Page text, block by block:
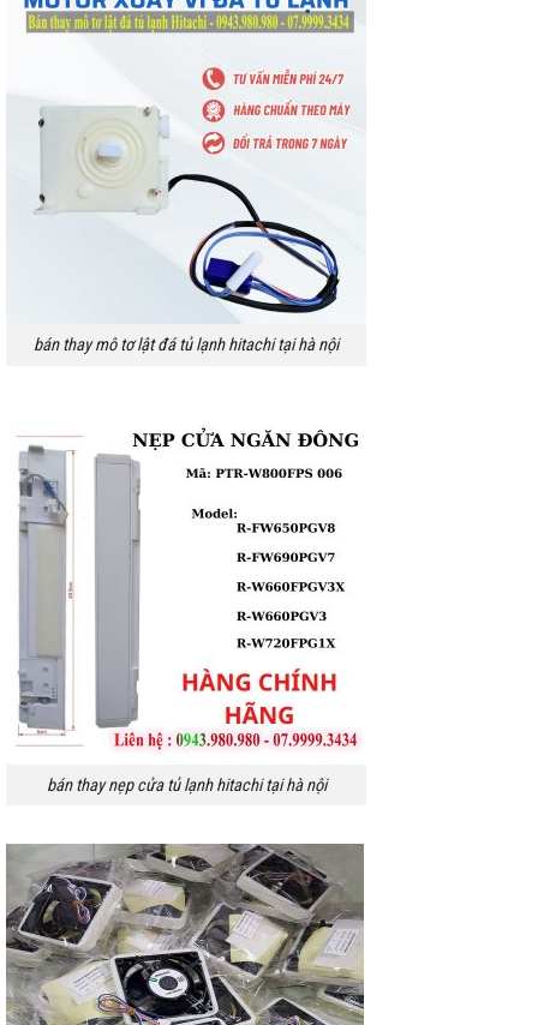
bán thay mô tơ lật đá tủ lạnh hitachi tại hà nội
bán thay nẹp cửa tủ lạnh hitachi tại hà nội